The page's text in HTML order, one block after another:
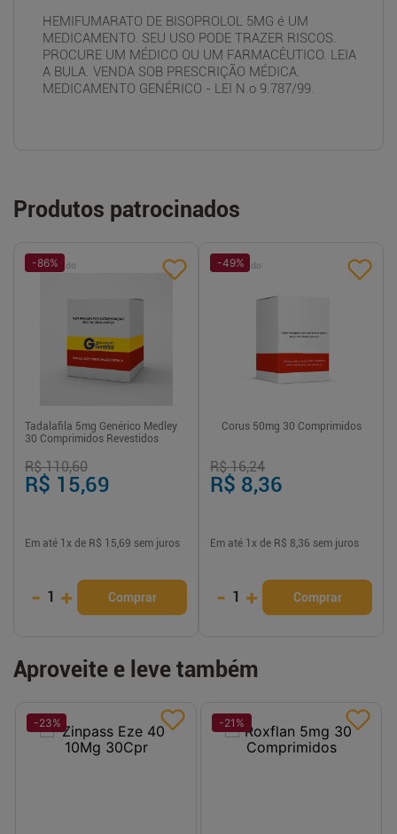
HEMIFUMARATO DE BISOPROLOL 5MG é UM
MEDICAMENTO. SEU USO PODE TRAZER RISCOS.
PROCURE UM MÉDICO OU UM FARMACÊUTICO. LEIA
A BULA. VENDA SOB PRESCRIÇÃO MÉDICA.
MEDICAMENTO GENÉRICO - LEI N.o 9.787/99.
Produtos patrocinados
Patrocinado
-86%
Tadalafila 5mg Genérico Medley
30 Comprimidos Revestidos
R$ 110,60
R$ 15,69
Em até 1 x de R$ 15,69 sem juros
- 1 + Comprar
Patrocinado
-49%
Corus 50mg 30 Comprimidos
R$ 16,24
R$ 8,36
Em até 1 x de R$ 8,36 sem juros
- 1 + Comprar
Aproveite e leve também
-23% -21 %